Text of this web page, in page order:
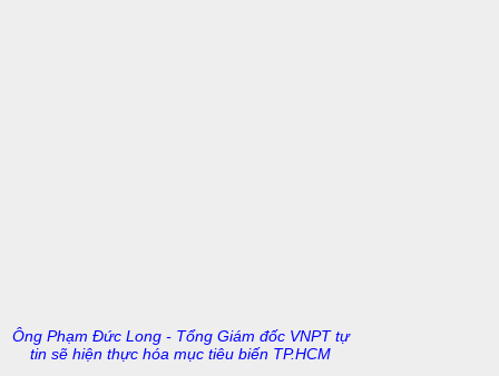
Ông Phạm Đức Long - Tổng Giám đốc VNPT tự
tin sẽ hiện thực hóa mục tiêu biến TP.HCM